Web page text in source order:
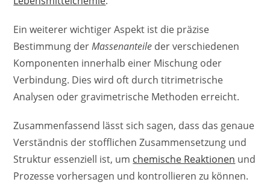
Ein weiterer wichtiger Aspekt ist die präzise
Bestimmung derMassenanteile der verschiedenen
Komponenten innerhalb einer Mischung oder
Verbindung. Dies wird oft durch titrimetrische
Analysen oder gravimetrische Methoden erreicht.
Zusammenfassend lässt sich sagen, dass das genaue
Verständnis der stofflichen Zusammensetzung und
Struktur essenziell ist, um chemische Reaktionen und
Prozesse vorhersagen und kontrollieren zu können.